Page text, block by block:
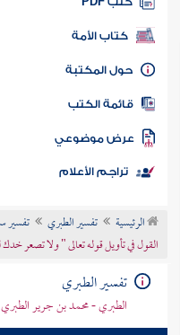
كتب PDF
كتاب الأمة
المكتبة
الكتب
موضوعي
تراجم الأعلام
الرئيسية تفسير الطبري
تفسير
القول في تأويل قوله تعالى " ولا تصعر
تفسير الطبري
الطبري - محمد بن جرير الطبري